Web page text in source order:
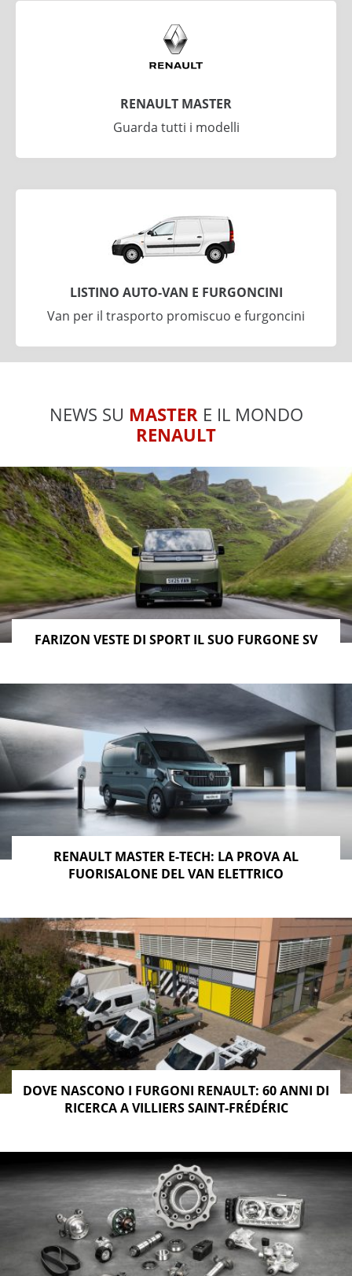
RENAULT MASTER
Guarda tutti i modelli
LISTINO AUTO-VAN E FURGONCINI
Van per il trasporto promiscuo e furgoncini
NEWS SU MASTER E IL MONDO
RENAULT
FARIZON VESTE DI SPORT IL SUO FURGONE SV
RENAULT MASTER E-TECH: LA PROVA AL
FUORISALONE DEL VAN ELETTRICO
DOVE NASCONO I FURGONI RENAULT: 60 ANNI DI
RICERCA A VILLIERS SAINT-FRÉDÉRIC